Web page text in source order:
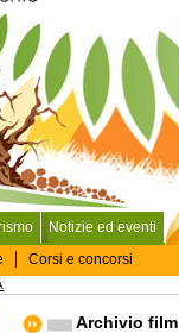
Notizie ed eventi
Corsi e concorsi
Archivio film